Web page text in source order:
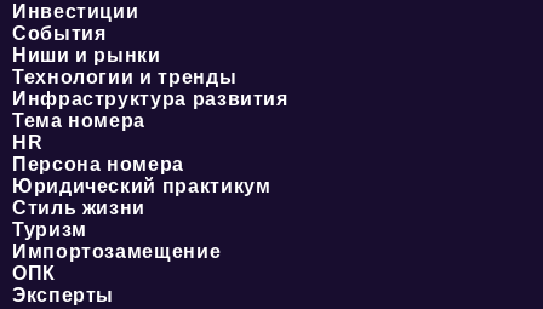
Инвестиции
События
Ниши и рынки
Технологии и тренды
Инфраструктура развития
Тема номера
HR
Персона номера
Юридический практикум
Стиль жизни
Туризм
Импортозамещение
ОПК
Эксперты